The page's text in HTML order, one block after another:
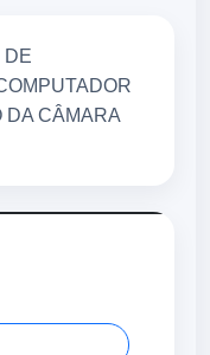
DE
DA CÂMARA